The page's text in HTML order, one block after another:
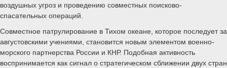
воздушных угроз и проведению совместных поисково-
спасательных операций.
Совместное патрулирование в Тихом океане, которое последует за
августовскими учениями, становится новым элементом военно-
морского партнерства России и КНР. Подобная активность
воспринимается как сигнал о стратегическом сближении двух стран